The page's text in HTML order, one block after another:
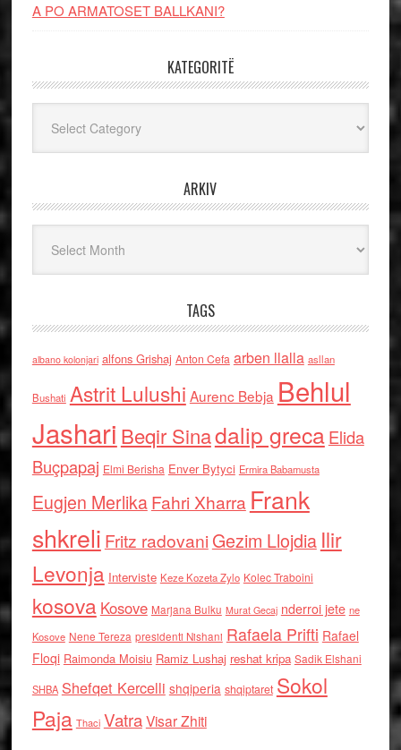
A PO ARMATOSET BALLKANI?
KATEGORITË
ARKIV
TAGS
albano kolonjari alfons Grishaj Anton Cefa arben llalla asllan
Bushati Astrit Lulushi Aurenc Bebja Behlul
Jashari Beqir Sinadalip grecaElida
Buçpapaj Elmi Berisha Enver Bytyci Ermira Babamusta
Eugjen MerlikaFahri Xharra Frank
shkreli Fritz radovaniGezim Llojdia Ilir
Levonja Interviste Keze Kozeta Zylo Kolec Traboini
kosova Kosove Marjana Bulku Murat Gecaj nderroi jete ne
Kosove Nene Tereza presidenti Nishani Rafaela Prifti Rafael
Floqi Raimonda Moisiu Ramiz Lushaj reshat kripa Sadik Elshani
SHBA Shefqet Kercelli shqiperia shqiptaret Sokol
Paja Thaci VatraVisar Zhiti